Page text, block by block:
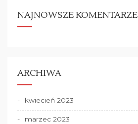
NAJNOWSZE KOMENTARZE
ARCHIWA
kwiecień 2023
marzec 2023